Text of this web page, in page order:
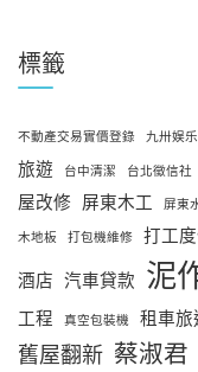
標籤
不動產交易實價登錄 九卅娱
旅遊
台中清潔 台北徵信社
屋改修 屏東木工 屏東
木地板
打包機維修 打工
酒店 汽車貸款 泥
工程
真空包裝機 租車旅
舊屋翻新 蔡淑君